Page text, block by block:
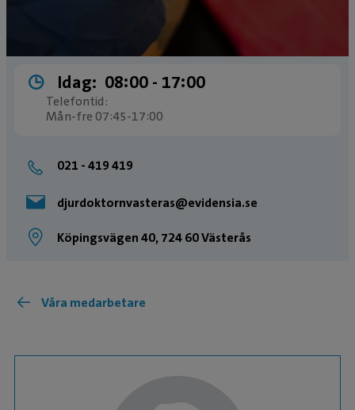
Idag: 08:00 ­- 17:00
Telefontid:
Mån-fre 07:45-17:00
021 - 419 419
djurdoktornvasteras@evidensia.se
Köpingsvägen 40, 724 60 Västerås
Våra medarbetare